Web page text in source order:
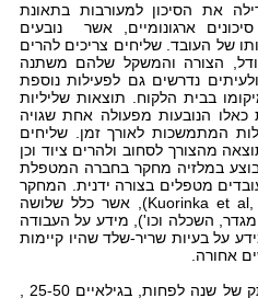
את הסיכון למעורבות בתאונת
ארגונומיים, אשר נובעים
של העובד. שליחים צריכים להרים
הצורה והמשקל שלהם משתנה
נדרשים גם לפעילות נוספת
בבית הלקוח. תוצאות שליליות
כאלו הנובעות מפעולה אחת שגויה
המתמשכות לאורך זמן. שליחים
מהצורך לסחוב ולהרים ציוד וכן
בוצע במלזיה מחקר בחברה המטפלת
בהן העובדים מטפלים בצורה ידנית. המחקר
נערך בעזרת שאלון נורדי (Kuorinka et al, 1987), אשר כלל שלושה
מגדר, השכלה וכו'), מידע על העבודה
על בעיות שריר-שלד שהיו קיימות